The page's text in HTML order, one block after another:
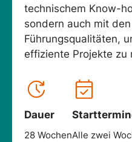
technischem Know-
sondern auch mit
Führungsqualitäten,
effiziente Projekte zu
Dauer
28 WochenAlle zwei